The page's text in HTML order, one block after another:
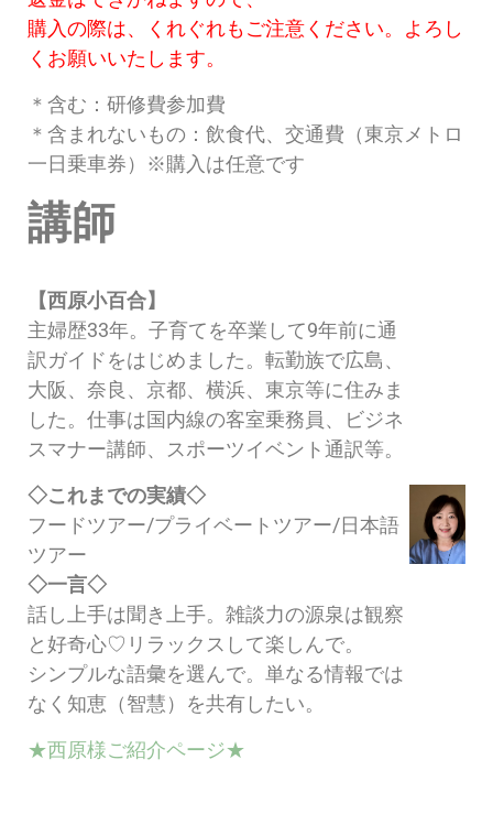
購入の際は、くれぐれもご注意ください。よろし
くお願いいたします。
＊含む：研修費参加費
＊含まれないもの：飲食代、交通費（東京メトロ
一日乗車券）※購入は任意です
講師
【西原小百合】
主婦歴33年。子育てを卒業して9年前に通
訳ガイドをはじめました。転勤族で広島、
大阪、奈良、京都、横浜、東京等に住みま
した。仕事は国内線の客室乗務員、ビジネ
スマナー講師、スポーツイベント通訳等。
◇これまでの実績◇
フードツアー/プライベートツアー/日本語
ツアー
◇一言◇
話し上手は聞き上手。雑談力の源泉は観察
と好奇心♡リラックスして楽しんで。
シンプルな語彙を選んで。単なる情報では
なく知恵（智慧）を共有したい。
★西原様ご紹介ページ★